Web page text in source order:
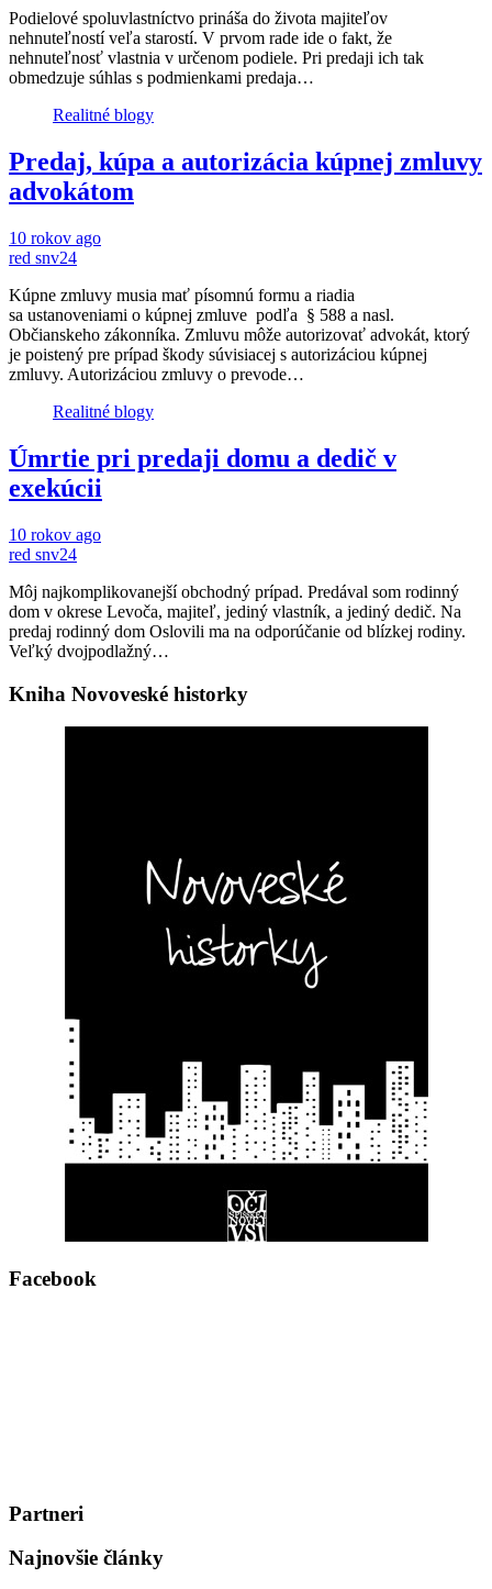
Podielové spoluvlastníctvo prináša do života majiteľov
nehnuteľností veľa starostí. V prvom rade ide o fakt, že
nehnuteľnosť vlastnia v určenom podiele. Pri predaji ich tak
obmedzuje súhlas s podmienkami predaja…
Realitné blogy
Predaj, kúpa a autorizácia kúpnej zmluvy
advokátom
10 rokov ago
red snv24
Kúpne zmluvy musia mať písomnú formu a riadia
sa ustanoveniami o kúpnej zmluve podľa § 588 a nasl.
Občianskeho zákonníka. Zmluvu môže autorizovať advokát, ktorý
je poistený pre prípad škody súvisiacej s autorizáciou kúpnej
zmluvy. Autorizáciou zmluvy o prevode…
Realitné blogy
Úmrtie pri predaji domu a dedič v
exekúcii
10 rokov ago
red snv24
Môj najkomplikovanejší obchodný prípad. Predával som rodinný
dom v okrese Levoča, majiteľ, jediný vlastník, a jediný dedič. Na
predaj rodinný dom Oslovili ma na odporúčanie od blízkej rodiny.
Veľký dvojpodlažný…
Kniha Novoveské historky
Facebook
Partneri
Najnovšie články